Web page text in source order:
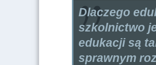
Dlaczego
szkolnictwo
edukacji są
sprawnym